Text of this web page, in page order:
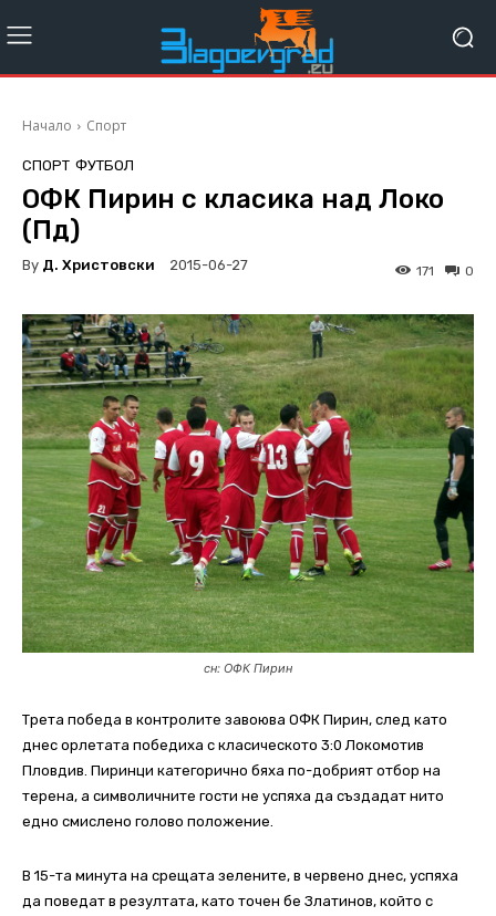
Начало Спорт
СПОРТ ФУТБОЛ
OФК Пирин с класика над Локо
(Пд)
By Д. Христовски 2015-06-27 0
171
сн: ОФК Пирин
Трета победа в контролите завоюва ОФК Пирин, след като
днес орлетата победиха с класическото 3:0 Локомотив
Пловдив. Пиринци категорично бяха по-добрият отбор на
терена, а символичните гости не успяха да създадат нито
едно смислено голово положение.
В 15-та минута на срещата зелените, в червено днес, успяха
да поведат в резултата, като точен бе Златинов, който с